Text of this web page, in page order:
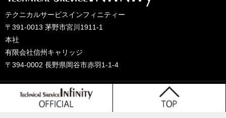
2025年9月
2025年7月
2025年6月
2025年4月
ORC
other
PLUS ONEオイル
TONE工具
テクニカルサービスインフィニティー
〒391-0013 茅野市宮川1911-1
本社
有限会社信州キャリッジ
〒394-0002 長野県岡谷市赤羽1-1-4
© 2025 テクニカルサービスインフィニティーのブログ